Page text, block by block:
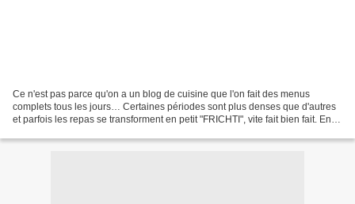
Ce n'est pas parce qu'on a un blog de cuisine que l'on fait des menus
complets tous les jours… Certaines périodes sont plus denses que d'autres
et parfois les repas se transforment en petit "FRICHTI", vite fait bien fait. En